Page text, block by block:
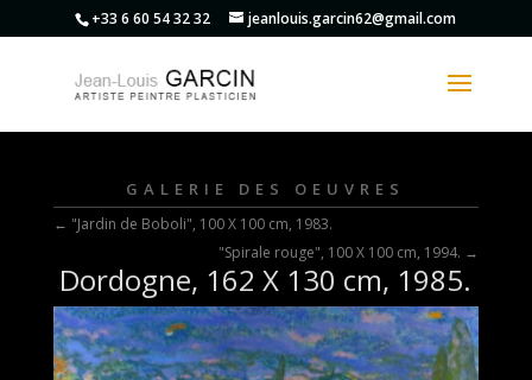
+33 6 60 54 32 32 jeanlouis.garcin62@gmail.com
GALERIE DES OEUVRES
← "Jardin de Boboli", 100 X 100 cm, 1983.
"Spirale rouge", 100 X 100 cm, 1994. →
Dordogne, 162 X 130 cm, 1985.